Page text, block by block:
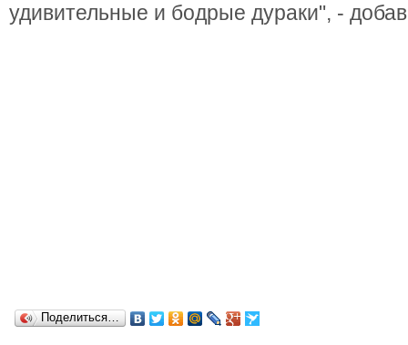
удивительные и бодрые дураки", -
Поделиться…